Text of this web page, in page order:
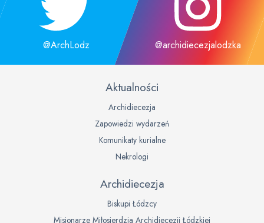
@ArchLodz @archidiecezjalodzka
Aktualności
Archidiecezja
Zapowiedzi wydarzeń
Komunikaty kurialne
Nekrologi
Archidiecezja
Biskupi Łódzcy
Misjonarze Miłosierdzia Archidiecezji Łódzkiej